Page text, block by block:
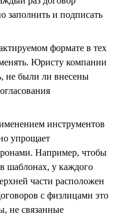
заполнить и подписать
формате в тех
Юристу компании
не были ли внесены
инструментов
упрощает
Например, чтобы
в шаблонах, у каждого
части расположен
с физлицами это
не связанные